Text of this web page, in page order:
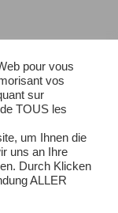
pour vous
vos
sur
TOUS les
um Ihnen die
uns an Ihre
Durch Klicken
ALLER